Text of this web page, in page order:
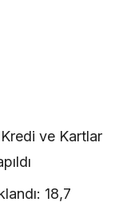
ve Kartlar
18,7